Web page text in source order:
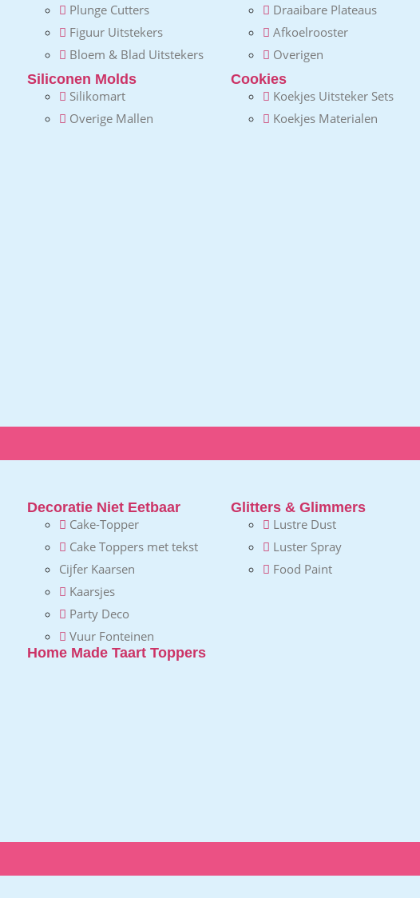
Plunge Cutters
Figuur Uitstekers
Bloem & Blad Uitstekers
Siliconen Molds
Silikomart
Overige Mallen
Draaibare Plateaus
Afkoelrooster
Overigen
Cookies
Koekjes Uitsteker Sets
Koekjes Materialen
Decoratie Niet Eetbaar
Cake-Topper
Cake Toppers met tekst
Cijfer Kaarsen
Kaarsjes
Party Deco
Vuur Fonteinen
Home Made Taart Toppers
Glitters & Glimmers
Lustre Dust
Luster Spray
Food Paint